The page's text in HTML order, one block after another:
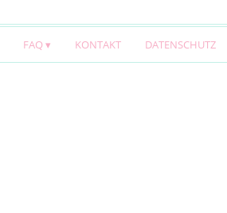
FAQ KONTAKT DATENSCHUTZ